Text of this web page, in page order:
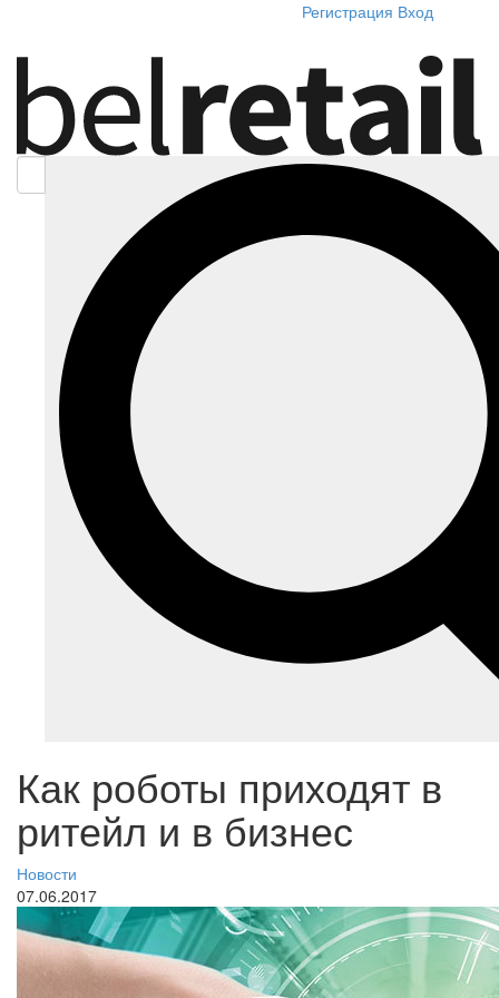
Регистрация Вход
Как роботы приходят в
ритейл и в бизнес
Новости
07.06.2017